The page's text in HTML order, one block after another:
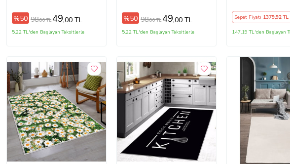
%50 98,00 TL49,00 TL
5,22 TL'den Başlayan Taksitlerle
(Kahverengi)
%50 98,00 TL49,00 TL
5,22 TL'den Başlayan Taksitlerle
Kırmızı)
Sepet Fiyatı 1379,92 TL
147,19 TL'den Başlayan